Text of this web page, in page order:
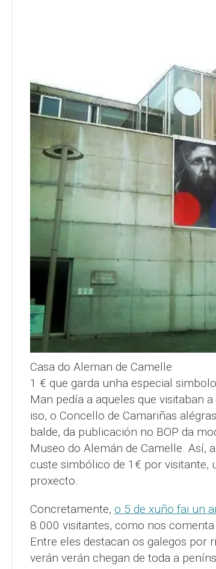
Casa do Aleman de Camelle
1 € que garda unha especial
Man pedía a aqueles que visitaban
iso, o Concello de Camariñas
balde, da publicación no BOP da
Museo do Alemán de Camelle. Así,
custe simbólico de 1€ por
proxecto.
Concretamente, o 5 de xuño fai un
8.000 visitantes, como nos
Entre eles destacan os galegos por
verán verán chegan de toda a